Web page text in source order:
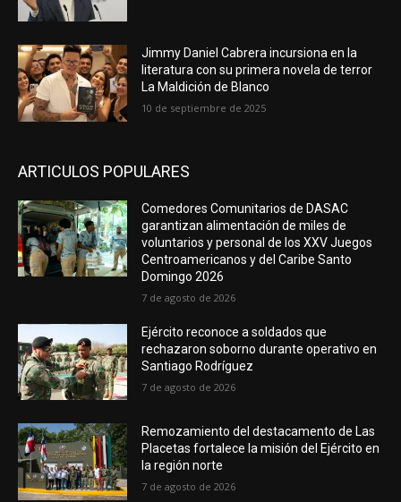
Jimmy Daniel Cabrera incursiona en la
literatura con su primera novela de terror
La Maldición de Blanco
10 de septiembre de 2025
ARTICULOS POPULARES
Comedores Comunitarios de DASAC
garantizan alimentación de miles de
voluntarios y personal de los XXV Juegos
Centroamericanos y del Caribe Santo
Domingo 2026
7 de agosto de 2026
Ejército reconoce a soldados que
rechazaron soborno durante operativo en
Santiago Rodríguez
7 de agosto de 2026
Remozamiento del destacamento de Las
Placetas fortalece la misión del Ejército en
la región norte
7 de agosto de 2026